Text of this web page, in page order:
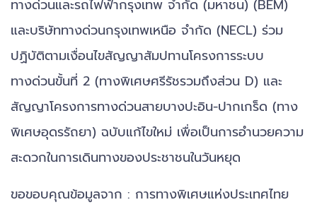
ทางด่วนและรถไฟฟ้ากรุงเทพ จำกัด (มหาชน) (BEM)
และบริษัททางด่วนกรุงเทพเหนือ จำกัด (NECL) ร่วม
ปฏิบัติตามเงื่อนไขสัญญาสัมปทานโครงการระบบ
ทางด่วนขั้นที่ 2 (ทางพิเศษศรีรัชรวมถึงส่วน D) และ
สัญญาโครงการทางด่วนสายบางปะอิน-ปากเกร็ด (ทาง
พิเศษอุดรรัถยา) ฉบับแก้ไขใหม่ เพื่อเป็นการอำนวยความ
สะดวกในการเดินทางของประชาชนในวันหยุด
ขอขอบคุณข้อมูลจาก : การทางพิเศษแห่งประเทศไทย